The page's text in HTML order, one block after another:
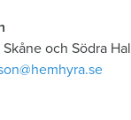
Skåne och Södra